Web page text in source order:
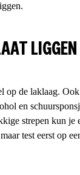
LIGGEN
op de laklaag.
en
strepen kun je
test eerst op